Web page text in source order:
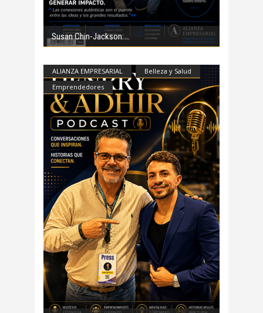
Susan Chin-Jackson:
ALIANZA EMPRESARIAL
Belleza y Salud
Emprendedores